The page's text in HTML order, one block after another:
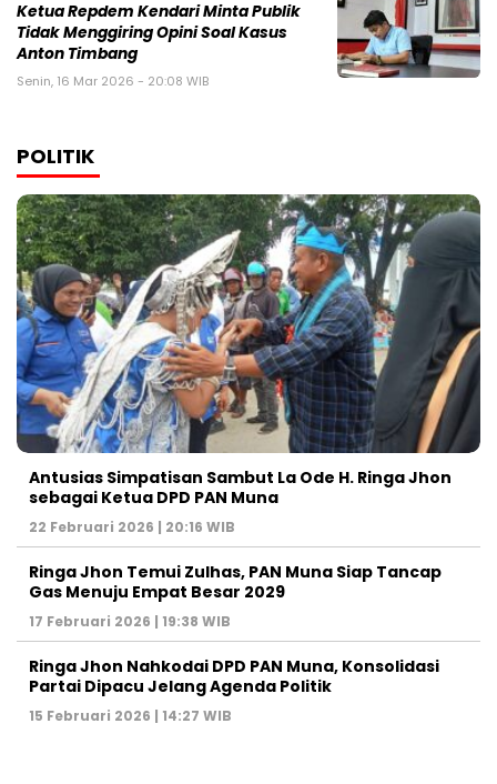
Ketua Repdem Kendari Minta Publik
Tidak Menggiring Opini Soal Kasus
Anton Timbang
Senin, 16 Mar 2026 - 20:08 WIB
POLITIK
Antusias Simpatisan Sambut La Ode H. Ringa Jhon
sebagai Ketua DPD PAN Muna
22 Februari 2026 | 20:16 WIB
Ringa Jhon Temui Zulhas, PAN Muna Siap Tancap
Gas Menuju Empat Besar 2029
17 Februari 2026 | 19:38 WIB
Ringa Jhon Nahkodai DPD PAN Muna, Konsolidasi
Partai Dipacu Jelang Agenda Politik
15 Februari 2026 | 14:27 WIB